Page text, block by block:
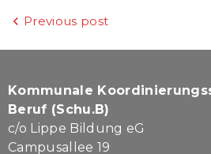
Beitragsnavigation
Previous post
Kommunale
Beruf (Schu.B)
c/o Lippe Bildung eG
Campusallee 19